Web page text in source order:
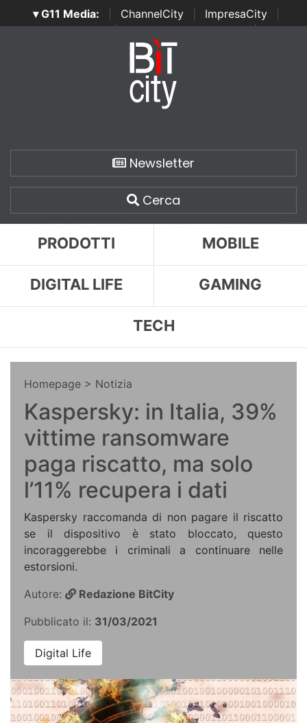
▾ G11 Media: ChannelCity ImpresaCity
SecurityOpenLab | Italian Channel Awards | Italian
Italian Security Awards
Newsletter
Cerca
PRODOTTI MOBILE
DIGITAL LIFE GAMING
TECH
Homepage > Notizia
Kaspersky: in Italia, 39%
vittime ransomware
paga riscatto, ma solo
l’11% recupera i dati
Kaspersky raccomanda di non pagare il riscatto
se il dispositivo è stato bloccato, questo
incoraggerebbe i criminali a continuare nelle
estorsioni.
Autore:
Redazione BitCity
Pubblicato il: 31/03/2021
Digital Life